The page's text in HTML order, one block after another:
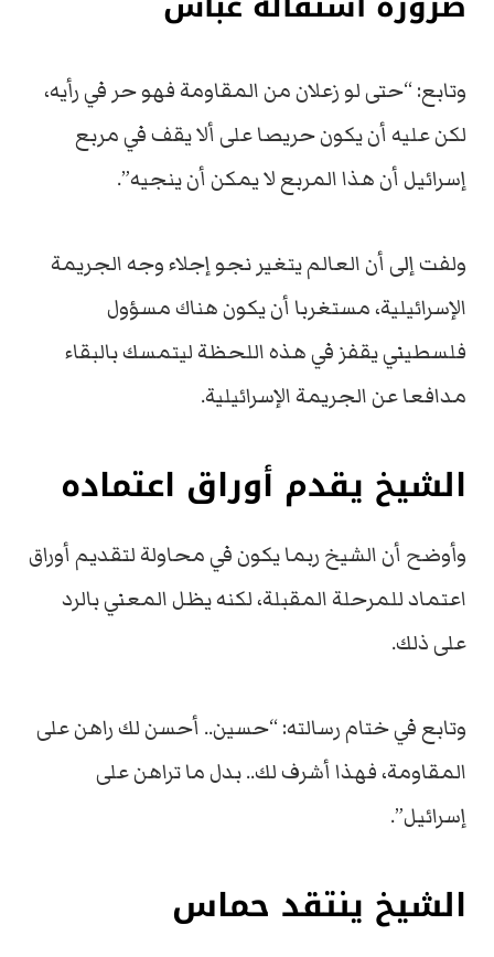
وتابع: “حتى لو زعلان من المقاومة فهو حر في رأيه،
لكن عليه أن يكون حريصا على ألا يقف في مربع
إسرائيل أن هذا المربع لا يمكن أن ينجيه”.
ولفت إلى أن العالم يتغير نجو إجلاء وجه الجريمة
الإسرائيلية، مستغربا أن يكون هناك مسؤول
فلسطيني يقفز في هذه اللحظة ليتمسك بالبقاء
مدافعا عن الجريمة الإسرائيلية.
الشيخ يقدم أوراق اعتماده
وأوضح أن الشيخ ربما يكون في محاولة لتقديم أوراق
اعتماد للمرحلة المقبلة، لكنه يظل المعني بالرد
على ذلك.
وتابع في ختام رسالته: “حسين.. أحسن لك راهن على
المقاومة، فهذا أشرف لك.. بدل ما تراهن على
إسرائيل”.
الشيخ ينتقد حماس